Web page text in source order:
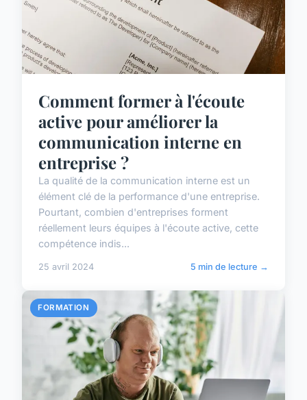
Comment former à l'écoute
active pour améliorer la
communication interne en
entreprise ?
La qualité de la communication interne est un
élément clé de la performance d'une entreprise.
Pourtant, combien d'entreprises forment
réellement leurs équipes à l'écoute active, cette
compétence indis...
25 avril 2024 5 min de lecture →
FORMATION